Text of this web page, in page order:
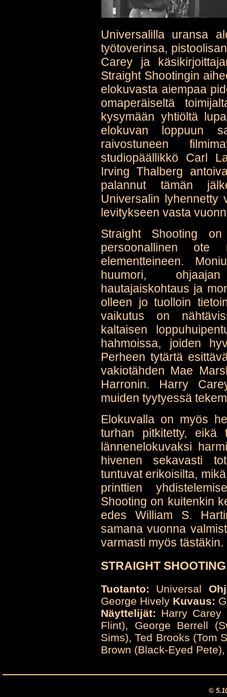
Universalilla uransa
työtoverinsa,
Carey ja
Straight Shootingin
elokuvasta aiempaa
omaperäiseltä
kysymään yhtiöltä
elokuvan loppuun
raivostuneen
studiopäällikkö Carl
Irving Thalberg
palannut tämän
Universalin lyhennetty
levitykseen vasta
Straight Shooting
persoonallinen
elementteineen.
huumori,
hautajaiskohtaus ja
olleen jo tuolloin
vaikutus on
kaltaisen
hahmoissa, joiden
Perheen tytärtä
vakiotähden Mae
Harronin. Harry
muiden tyytyessä
Elokuvalla on myös
turhan pitkitetty, eikä
lännenelokuvaksi
hivenen sekavasti
tuntuvat erikoisilta,
printtien
Shooting on kuitenkin
edes William S.
samana vuonna
varmasti myös tästäkin.
STRAIGHT
Tuotanto: Universal
George Hively Kuvaus:
Näyttelijät: Harry Carey
Flint), George Berrell
Sims), Ted Brooks (Tom
Brown (Black-Eyed
©